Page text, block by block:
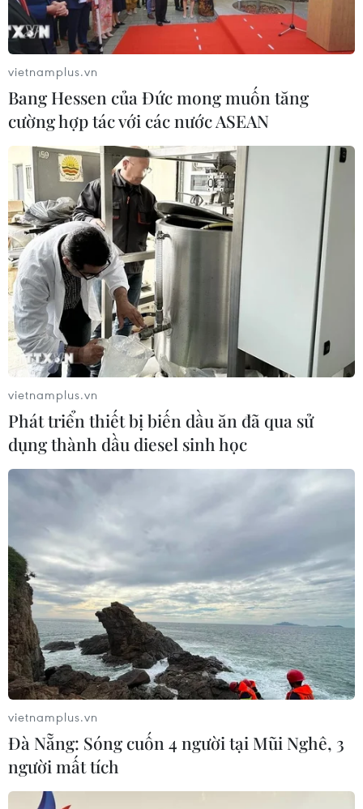
Giới chức Mỹ cảnh báo Syria sẽ bị trả đũa nếu can
thiệp vào chiến dịch không kích của Mỹ nhằm vào
nhóm IS trên lãnh thổ của Syria.
vietnamplus.vn
Bang Hessen của Đức mong muốn tăng
cường hợp tác với các nước ASEAN
vietnamplus.vn
Phát triển thiết bị biến dầu ăn đã qua sử
dụng thành dầu diesel sinh học
vietnamplus.vn
Đà Nẵng: Sóng cuốn 4 người tại Mũi Nghê, 3
người mất tích